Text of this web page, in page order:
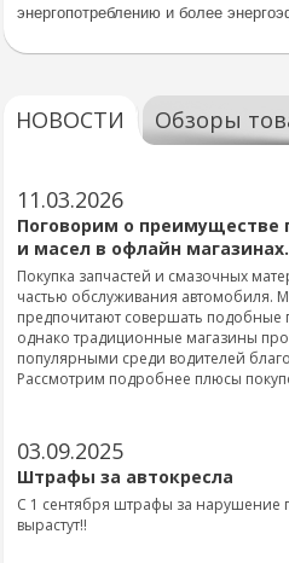
энергопотреблению и более
НОВОСТИ Обзоры
11.03.2026
Поговорим о преимуществе
и масел в офлайн магазинах.
Покупка запчастей и смазочных
частью обслуживания автомобиля.
предпочитают совершать
однако традиционные магазины
популярными среди водителей
Рассмотрим подробнее плюсы
03.09.2025
Штрафы за автокресла
С 1 сентября штрафы за нарушение
вырастут!!